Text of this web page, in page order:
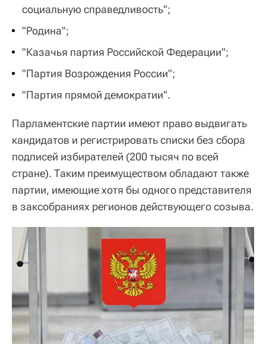
социальную справедливость";
"Родина";
"Казачья партия Российской Федерации";
"Партия Возрождения России";
"Партия прямой демократии".
Парламентские партии имеют право выдвигать
кандидатов и регистрировать списки без сбора
подписей избирателей (200 тысяч по всей
стране). Таким преимуществом обладают также
партии, имеющие хотя бы одного представителя
в заксобраниях регионов действующего созыва.